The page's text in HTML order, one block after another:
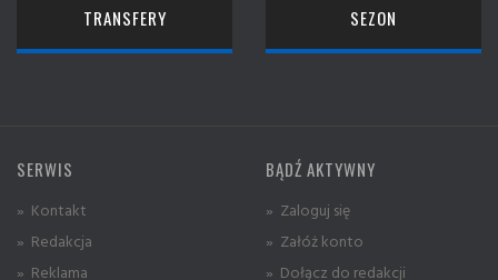
TRANSFERY SEZON
SERWIS
» Kontakt
» Redakcja
» Reklama
BĄDŹ AKTYWNY
» Zaloguj się
» Załóż konto
» Dołącz do redakcji